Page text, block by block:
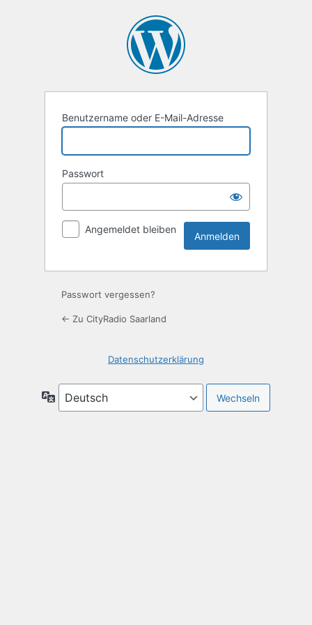
Benutzername oder E-Mail-Adresse
Passwort
Angemeldet bleiben
Passwort vergessen?
← Zu CityRadio Saarland
Datenschutzerklärung
Sprache